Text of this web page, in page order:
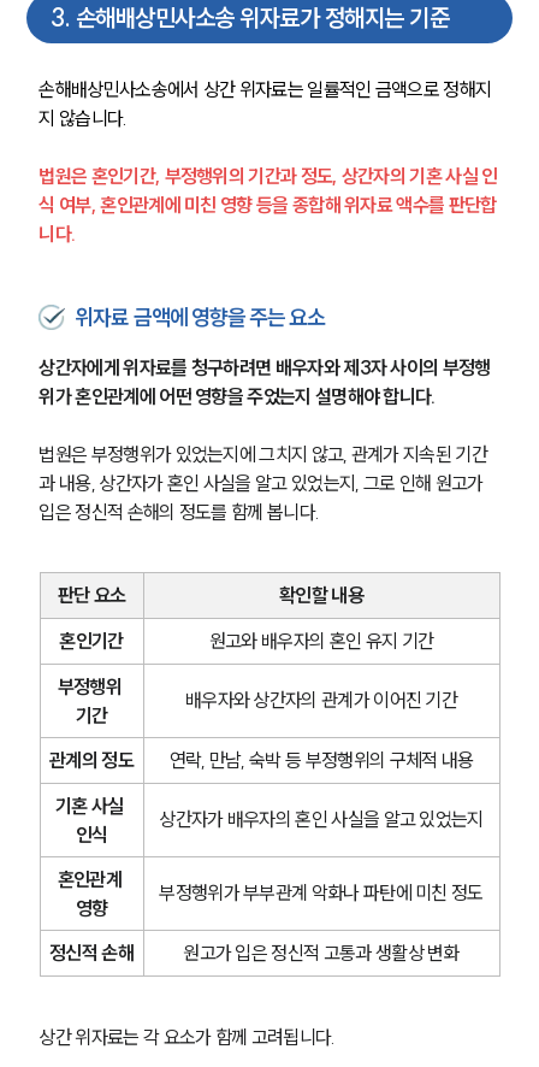
3. 손해배상민사소송 위자료가 정해지는 기준
손해배상민사소송에서 상간 위자료는 일률적인 금액으로 정해지
지 않습니다.
법원은 혼인기간, 부정행위의 기간과 정도, 상간자의 기혼 사실 인
식 여부, 혼인관계에 미친 영향 등을 종합해 위자료 액수를 판단합
니다.
위자료 금액에 영향을 주는 요소
상간자에게 위자료를 청구하려면 배우자와 제3자 사이의 부정행
위가 혼인관계에 어떤 영향을 주었는지 설명해야 합니다.
법원은 부정행위가 있었는지에 그치지 않고, 관계가 지속된 기간
과 내용, 상간자가 혼인 사실을 알고 있었는지, 그로 인해 원고가
입은 정신적 손해의 정도를 함께 봅니다.
판단 요소
확인할 내용
혼인기간
원고와 배우자의 혼인 유지 기간
부정행위
기간
배우자와 상간자의 관계가 이어진 기간
관계의 정도
연락, 만남, 숙박 등 부정행위의 구체적 내용
기혼 사실
인식
상간자가 배우자의 혼인 사실을 알고 있었는지
혼인관계
영향
부정행위가 부부관계 악화나 파탄에 미친 정도
정신적 손해 원고가 입은 정신적 고통과 생활상 변화
상간 위자료는 각 요소가 함께 고려됩니다.